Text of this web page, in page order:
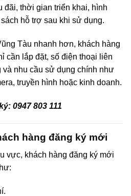
đãi, thời gian triển khai, hình
hỗ trợ sau khi sử dụng.
Tàu nhanh hơn, khách hàng
cần lắp đặt, số điện thoại liên
nhu cầu sử dụng chính như
truyền hình hoặc kinh doanh.
0947 803 111
hàng đăng ký mới
vực, khách hàng đăng ký mới